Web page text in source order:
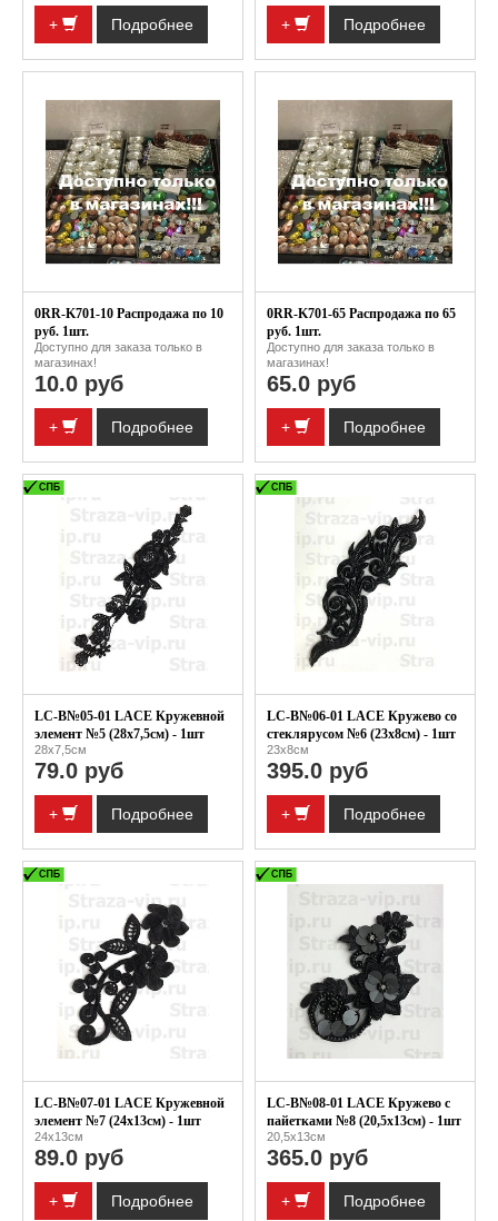
+ Подробнее + Подробнее
0RR-K701-10 Распродажа по 10
руб. 1шт.
Доступно для заказа только в
магазинах!
10.0 руб
+ Подробнее
0RR-K701-65 Распродажа по 65
руб. 1шт.
Доступно для заказа только в
магазинах!
65.0 руб
+ Подробнее
LC-B№05-01 LACE Кружевной
элемент №5 (28x7,5см) - 1шт
28x7,5см
79.0 руб
+ Подробнее
LC-B№06-01 LACE Кружево со
стеклярусом №6 (23x8см) - 1шт
23x8см
395.0 руб
+ Подробнее
LC-B№07-01 LACE Кружевной
элемент №7 (24x13см) - 1шт
24x13см
89.0 руб
+ Подробнее
LC-B№08-01 LACE Кружево с
пайетками №8 (20,5x13см) - 1шт
20,5x13см
365.0 руб
+ Подробнее